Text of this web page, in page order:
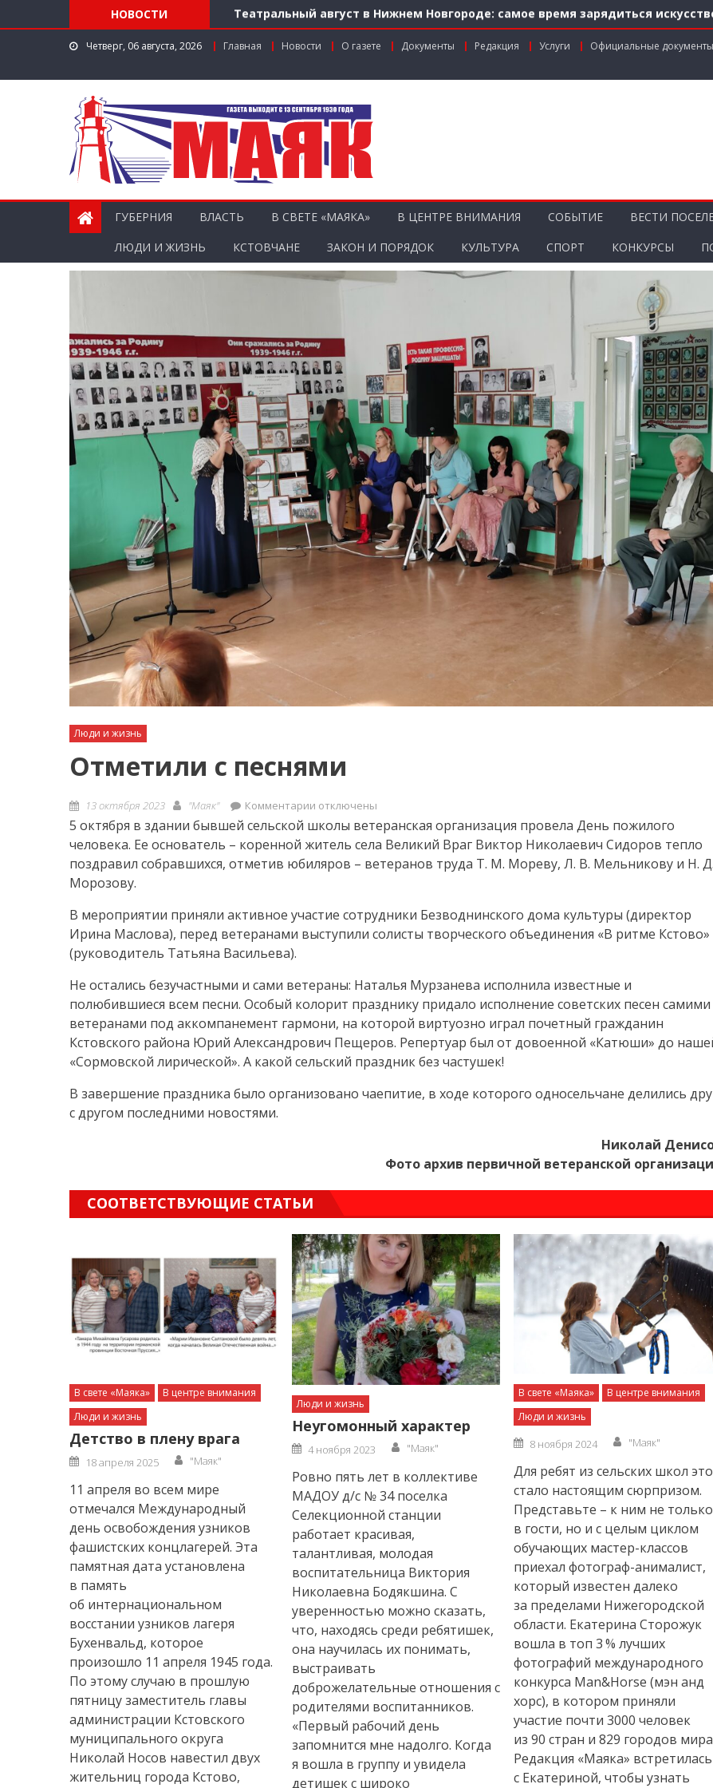
НОВОСТИ
Театральный август в Нижнем Новгороде: самое время зарядиться
Доступ к лекарствам по федеральной льготе
Поддержка в региональном грантовом конкурсе «Драйверы роста»
Четверг, 06 августа, 2026 Главная Новости О газете Документы Редакция Услуги Официальные документы
ГУБЕРНИЯ ВЛАСТЬ В СВЕТЕ «МАЯКА» В ЦЕНТРЕ ВНИМАНИЯ СОБЫТИЕ ВЕСТИ
ЛЮДИ И ЖИЗНЬ
КСТОВЧАНЕ ЗАКОН И ПОРЯДОК КУЛЬТУРА СПОРТ КОНКУРСЫ
Люди и жизнь
Отметили с песнями
Posted
on
13 октября 2023 Author
"Маяк" Комментарии к
записи
Отметили
с
песнями
отключены
5 октября в здании бывшей сельской школы ветеранская организация провела День пожилого
человека. Ее основатель – коренной житель села Великий Враг Виктор Николаевич Сидоров тепло
поздравил собравшихся, отметив юбиляров – ветеранов труда Т. М. Мореву, Л. В. Мельникову и Н. Д.
Морозову.
В мероприятии приняли активное участие сотрудники Безводнинского дома культуры (директор
Ирина Маслова), перед ветеранами выступили солисты творческого объединения «В ритме Кстово»
(руководитель Татьяна Васильева).
Не остались безучастными и сами ветераны: Наталья Мурзанева исполнила известные и
полюбившиеся всем песни. Особый колорит празднику придало исполнение советских песен самими
ветеранами под аккомпанемент гармони, на которой виртуозно играл почетный гражданин
Кстовского района Юрий Александрович Пещеров. Репертуар был от довоенной «Катюши» до
«Сормовской лирической». А какой сельский праздник без частушек!
В завершение праздника было организовано чаепитие, в ходе которого односельчане делились
с другом последними новостями.
Николай
Фото архив первичной ветеранской
СООТВЕТСТВУЮЩИЕ СТАТЬИ
В свете «Маяка»
В центре внимания
Люди и жизнь
Детство в плену врага
Posted
on
18 апреля 2025 Author
"Маяк"
11 апреля во всем мире
отмечался Международный
день освобождения узников
фашистских концлагерей. Эта
памятная дата установлена
в память
об интернациональном
восстании узников лагеря
Бухенвальд, которое
произошло 11 апреля 1945 года.
По этому случаю в прошлую
пятницу заместитель главы
администрации Кстовского
муниципального округа
Николай Носов навестил двух
жительниц города Кстово,
Люди и жизнь
Неугомонный характер
Posted
on
4 ноября 2023 Author
"Маяк"
Ровно пять лет в коллективе
МАДОУ д/с № 34 поселка
Селекционной станции
работает красивая,
талантливая, молодая
воспитательница Виктория
Николаевна Бодякшина. С
уверенностью можно сказать,
что, находясь среди ребятишек,
она научилась их понимать,
выстраивать
доброжелательные отношения с
родителями воспитанников.
«Первый рабочий день
запомнится мне надолго. Когда
я вошла в группу и увидела
детишек с широко
В свете «Маяка»
В центре внимания
Люди и жизнь
Posted
on
8 ноября 2024 Author
"Маяк"
Для ребят из сельских школ это
стало настоящим сюрпризом.
Представьте – к ним не только
в гости, но и с целым циклом
обучающих мастер-классов
приехал фотограф-анималист,
который известен далеко
за пределами Нижегородской
области. Екатерина Сторожук
вошла в топ 3 % лучших
фотографий международного
конкурса Man&Horse (мэн анд
хорс), в котором приняли
участие почти 3000 человек
из 90 стран и 829 городов
Редакция «Маяка» встретилась
с Екатериной, чтобы узнать